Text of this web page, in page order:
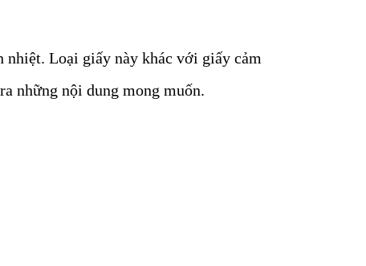
nhiệt. Loại giấy này khác với giấy cảm
những nội dung mong muốn.